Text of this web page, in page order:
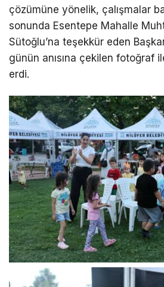
çözümüne yönelik, çalışmalar
sonunda Esentepe Mahalle
Sütoğlu’na teşekkür eden
günün anısına çekilen fotoğraf
erdi.